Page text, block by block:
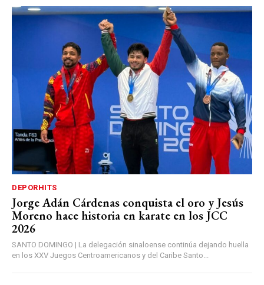
DEPORHITS
Jorge Adán Cárdenas conquista el oro y Jesús
Moreno hace historia en karate en los JCC
2026
SANTO DOMINGO | La delegación sinaloense continúa dejando huella
en los XXV Juegos Centroamericanos y del Caribe Santo...